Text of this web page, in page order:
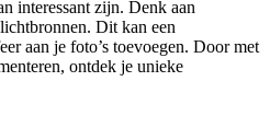
interessant zijn. Denk aan
Dit kan een
aan je foto’s toevoegen. Door met
ontdek je unieke